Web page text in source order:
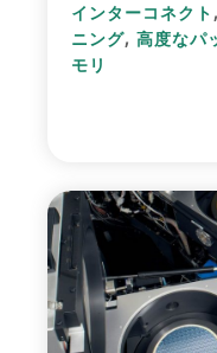
インターコネクト ,
ニング, 高度なパ
モリ